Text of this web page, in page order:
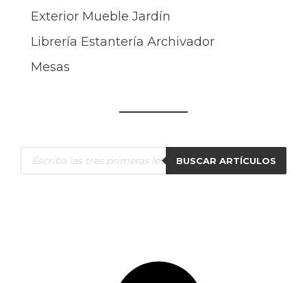
Exterior Mueble Jardín
Librería Estantería Archivador
Mesas
Búsqueda
de
productos
BUSCAR ARTÍCULOS